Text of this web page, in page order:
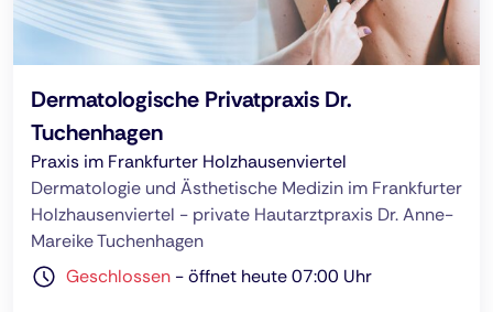
Dermatologische Privatpraxis Dr.
Tuchenhagen
Praxis im Frankfurter Holzhausenviertel
Dermatologie und Ästhetische Medizin im Frankfurter
Holzhausenviertel - private Hautarztpraxis Dr. Anne-
Mareike Tuchenhagen
Geschlossen -öffnet heute 07:00 Uhr